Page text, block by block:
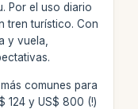
Por el uso diario
tren turístico. Con
y vuela,
comunes para
124 y US$ 800 (!)